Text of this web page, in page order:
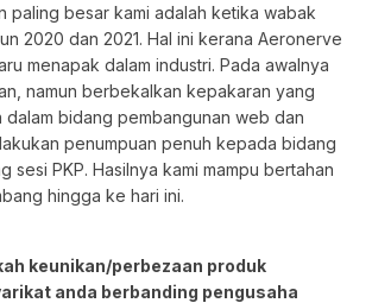
paling besar kami adalah ketika wabak
2020 dan 2021. Hal ini kerana Aeronerve
menapak dalam industri. Pada awalnya
namun berbekalkan kepakaran yang
dalam bidang pembangunan web dan
penumpuan penuh kepada bidang
sesi PKP. Hasilnya kami mampu bertahan
hingga ke hari ini.
keunikan/perbezaan produk
anda berbanding pengusaha